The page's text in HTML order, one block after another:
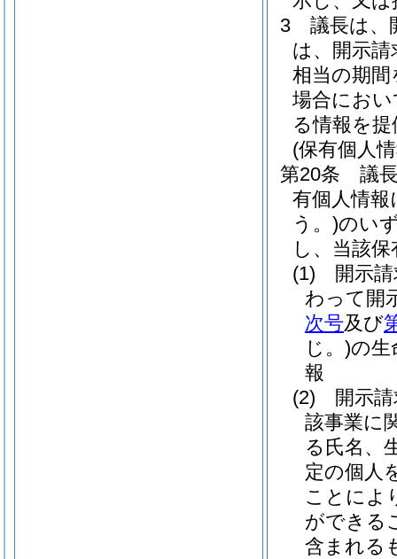
3
議長は、
は、開示
相当の期
場合にお
る情報を
(保有個人
第20条
議
有個人情報
う。)のい
し、当該
(1)
開示
わって開
次号及び
じ。)の生
報
(2)
開示
該事業に
る氏名、
定の個人
ことによ
ができる
含まれる